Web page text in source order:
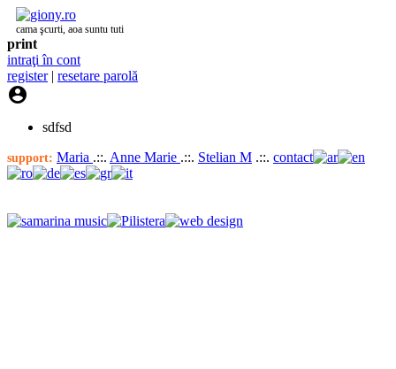
cama şcurti, aoa suntu tuti
print
intraţi în cont
register| resetare parolă

sdfsd
support: Maria .::. Anne Marie .::. Stelian M .::. contact